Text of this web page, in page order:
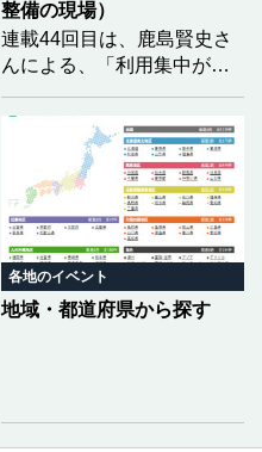
整備の現場）
連載44回目は、鹿島賢史さ
んによる、「利用集中が生
なります。福島県の安達太
良山を事例に、前回は登山
道荒廃の実態をレポートい
ただきましたが、今回は、
それらに対して現場でどの
ような整備が行われている
のかを具体的に記していた
だきました。
各地のイベント
地域・都道府県から探す